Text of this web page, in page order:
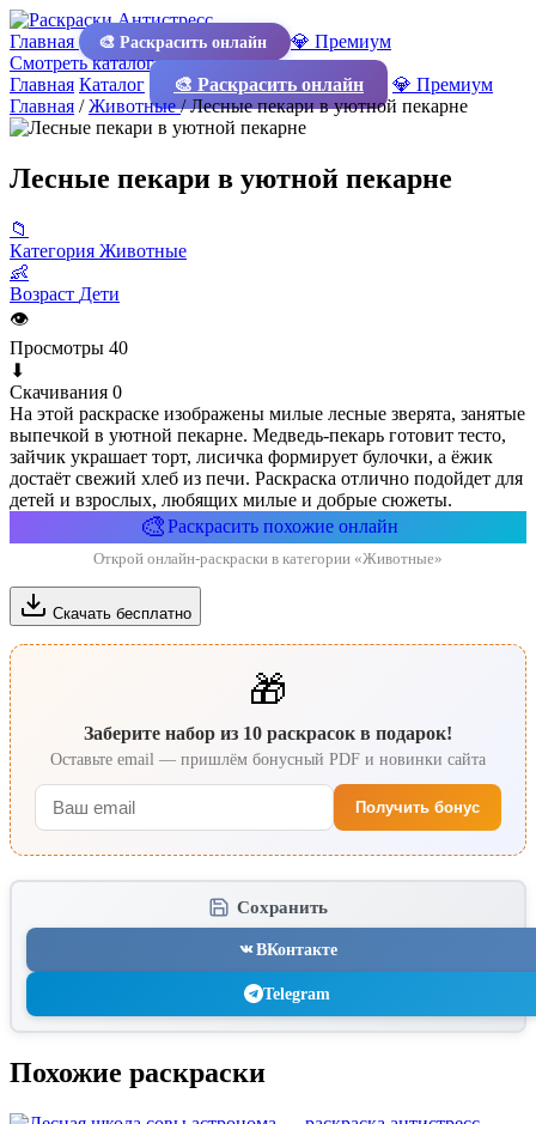
Главная 🎨 Раскрасить онлайн
💎 Премиум
Смотреть каталог
Главная Каталог 🎨 Раскрасить онлайн
💎 Премиум
Главная /Животные/Лесные пекари в уютной пекарне
Лесные пекари в уютной пекарне
📁
Категория Животные
👶
Возраст Дети
👁
Просмотры 40
⬇
Скачивания 0
На этой раскраске изображены милые лесные зверята, занятые
выпечкой в уютной пекарне. Медведь-пекарь готовит тесто,
зайчик украшает торт, лисичка формирует булочки, а ёжик
достаёт свежий хлеб из печи. Раскраска отлично подойдет для
детей и взрослых, любящих милые и добрые сюжеты.
🎨Раскрасить похожие онлайн
Открой онлайн-раскраски в категории «Животные»
Скачать бесплатно
🎁
Заберите набор из 10 раскрасок в подарок!
Оставьте email — пришлём бонусный PDF и новинки сайта
Получить бонус
Сохранить
ВКонтакте
Telegram
Похожие раскраски